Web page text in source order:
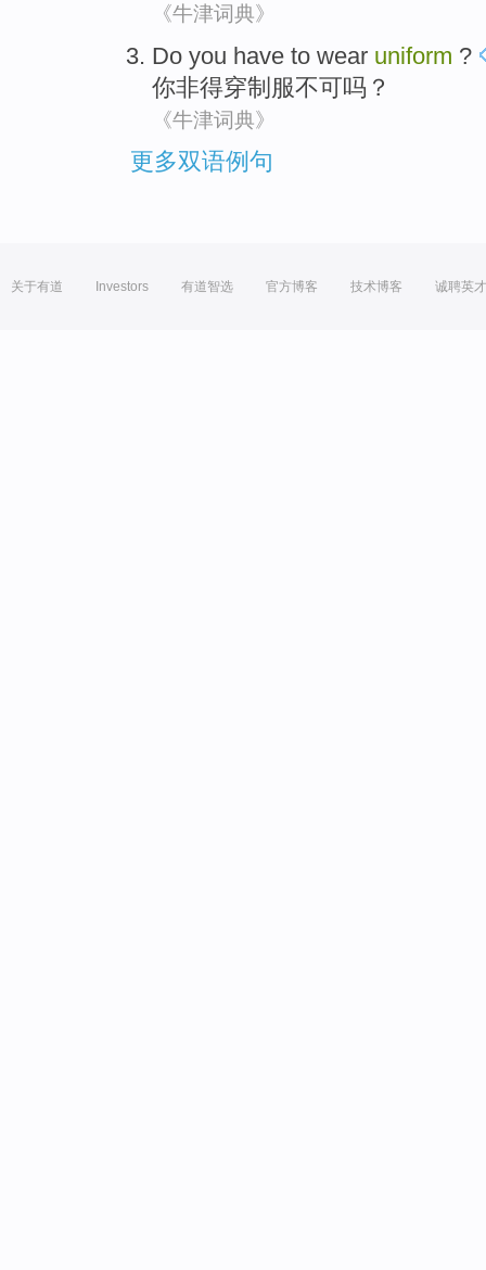
《牛津词典》
Do you have to wear uniform ?
你非得穿制服不可吗？
《牛津词典》
更多双语例句
关于有道 Investors 有道智选 官方博客 技术博客 诚聘英才